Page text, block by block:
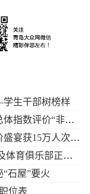
生干部树榜样
全国32个重点城市政务服务评估：青岛总体指数评价“非常高”
南方科技大学招生办亲临山东！综合评价盛宴获15万人次观看点赞
打造实高附中新样态 创新人才培养中心及体育俱乐部正式成立
石屋”要火
位表